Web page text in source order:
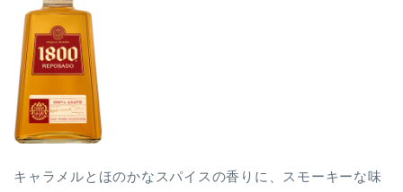
キャラメルとほのかなスパイスの香りに、スモーキーな味